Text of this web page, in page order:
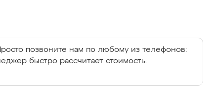
позвоните нам по любому из телефонов:
быстро рассчитает стоимость.